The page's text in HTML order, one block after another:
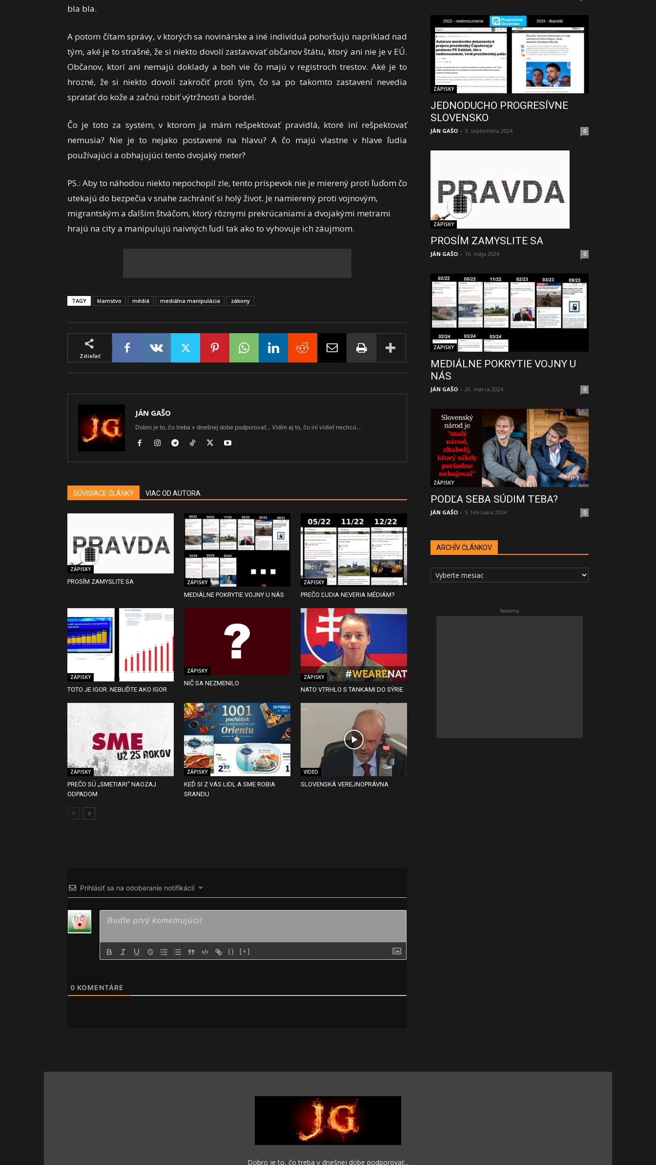
bla bla.
A potom čítam správy, v ktorých sa novinárske a iné indivíduá pohoršujú napríklad nad
tým, aké je to strašné, že si niekto dovolí zastavovať občanov štátu, ktorý ani nie je v EÚ.
Občanov, ktorí ani nemajú doklady a boh vie čo majú v registroch trestov. Aké je to
hrozné, že si niekto dovolí zakročiť proti tým, čo sa po takomto zastavení nevedia
spratať do kože a začnú robiť výtržnosti a bordel.
Čo je toto za systém, v ktorom ja mám rešpektovať pravidlá, ktoré iní rešpektovať
nemusia? Nie je to nejako postavené na hlavu? A čo majú vlastne v hlave ľudia
používajúci a obhajujúci tento dvojaký meter?
PS.: Aby to náhodou niekto nepochopil zle, tento príspevok nie je mierený proti ľuďom čo
utekajú do bezpečia v snahe zachrániť si holý život. Je namierený proti vojnovým,
migrantským a ďalším štváčom, ktorý rôznymi prekrúcaniami a dvojakými metrami
hrajú na city a manipulujú naivných ľudí tak ako to vyhovuje ich záujmom.
TAGY klamstvo médiá mediálna manipulácia zákony
Zdieľať
JÁN GAŠO
Dobro je to, čo treba v dnešnej dobe podporovať... Vidím aj to, čo iní vidieť nechcú...
SÚVISIACE ČLÁNKY VIAC OD AUTORA
ZÁPISKY
PROSÍM ZAMYSLITE SA ZÁPISKY
MEDIÁLNE POKRYTIE VOJNY U NÁS
ZÁPISKY
PREČO ĽUDIA NEVERIA MÉDIÁM?
ZÁPISKY
TOTO JE IGOR. NEBUĎTE AKO IGOR
ZÁPISKY
NIČ SA NEZMENILO
ZÁPISKY
NATO VTRHLO S TANKAMI DO SÝRIE
ZÁPISKY
PREČO SÚ „SMETIARI“ NAOZAJ
ODPADOM
ZÁPISKY
KEĎ SI Z VÁS LIDL A SME ROBIA
SRANDU
VIDEO
SLOVENSKÁ VEREJNOPRÁVNA
Prihlásiť sa na odoberanie notifikácií
{} [+]
0 KOMENTÁRE
ZÁPISKY
JEDNODUCHO PROGRESÍVNE
SLOVENSKO
JÁN GAŠO - 5. septembra 2024 0
ZÁPISKY
PROSÍM ZAMYSLITE SA
JÁN GAŠO - 16. mája 2024 0
ZÁPISKY
MEDIÁLNE POKRYTIE VOJNY U
NÁS
JÁN GAŠO - 20. marca 2024 0
ZÁPISKY
PODĽA SEBA SÚDIM TEBA?
JÁN GAŠO - 5. februára 2024 0
ARCHÍV ČLÁNKOV
ARCHÍV
ČLÁNKOV
Reklama
Dobro je to, čo treba v dnešnej dobe podporovať...